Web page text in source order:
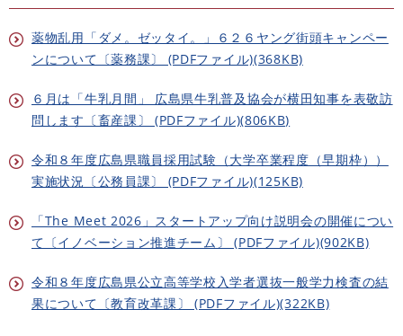
薬物乱用「ダメ。ゼッタイ。」６２６ヤング街頭キャンペー
ンについて〔薬務課〕 (PDFファイル)(368KB)
６月は「牛乳月間」 広島県牛乳普及協会が横田知事を表敬訪
問します〔畜産課〕 (PDFファイル)(806KB)
令和８年度広島県職員採用試験（大学卒業程度（早期枠））
実施状況〔公務員課〕 (PDFファイル)(125KB)
「The Meet 2026」スタートアップ向け説明会の開催につい
て〔イノベーション推進チーム〕 (PDFファイル)(902KB)
令和８年度広島県公立高等学校入学者選抜一般学力検査の結
果について〔教育改革課〕 (PDFファイル)(322KB)